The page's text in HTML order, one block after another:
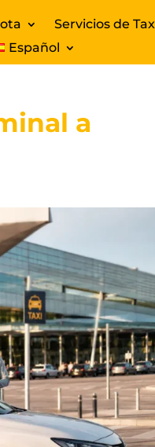
Servicios de
Español
a